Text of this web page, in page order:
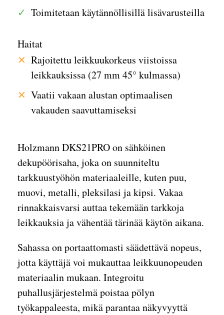
Holzmann DKS21PRO on sähköinen
dekupöörisaha, joka on suunniteltu
tarkkuustyöhön materiaaleille, kuten puu,
muovi, metalli, pleksilasi ja kipsi. Vakaa
rinnakkaisvarsi auttaa tekemään tarkkoja
leikkauksia ja vähentää tärinää käytön aikana.
Sahassa on portaattomasti säädettävä nopeus,
jotta käyttäjä voi mukauttaa leikkuunopeuden
materiaalin mukaan. Integroitu
puhallusjärjestelmä poistaa pölyn
työkappaleesta, mikä parantaa näkyvyyttä
Toimitetaan käytännöllisillä lisävarusteilla
Haitat
Rajoitettu leikkuukorkeus viistoissa
leikkauksissa (27 mm 45° kulmassa)
Vaatii vakaan alustan optimaalisen
vakauden saavuttamiseksi